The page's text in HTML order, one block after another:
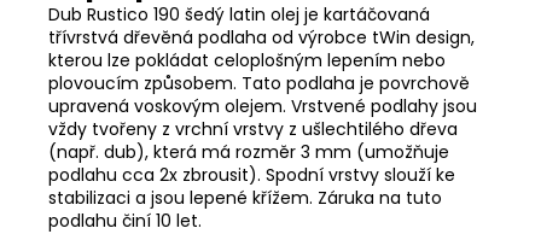
Dub Rustico 190 šedý latin olej je kartáčovaná
třívrstvá dřevěná podlaha od výrobce tWin design,
kterou lze pokládat celoplošným lepením nebo
plovoucím způsobem. Tato podlaha je povrchově
upravená voskovým olejem. Vrstvené podlahy jsou
vždy tvořeny z vrchní vrstvy z ušlechtilého dřeva
(např. dub), která má rozměr 3 mm (umožňuje
podlahu cca 2x zbrousit). Spodní vrstvy slouží ke
stabilizaci a jsou lepené křížem. Záruka na tuto
podlahu činí 10 let.